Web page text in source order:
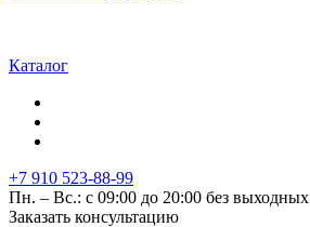
Каталог
+7 910 523-88-99
Пн. – Вс.: с 09:00 до 20:00 без выходных
Заказать консультацию